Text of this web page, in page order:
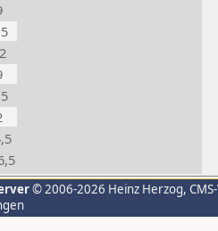
© 2006-2026 Heinz Herzog,